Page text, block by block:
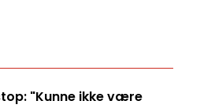
"Kunne ikke være